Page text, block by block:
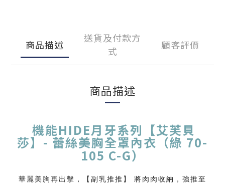
商品描述
送貨及付款方
式
顧客評價
商品描述
機能HIDE月牙系列【艾芙貝
莎】- 蕾絲美胸全罩內衣（綠 70-
105 C-G）
華麗美胸再出擊，【副乳推推】 將肉肉收納，強推至